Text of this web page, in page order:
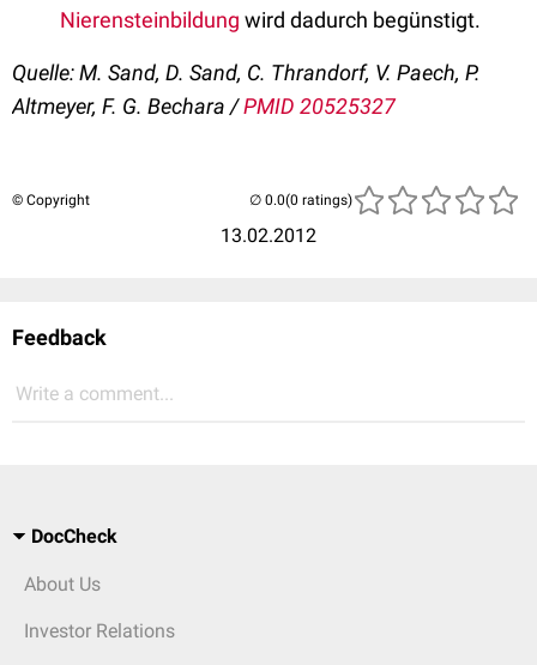
Nierensteinbildung wird dadurch begünstigt.
Quelle:M. Sand, D. Sand, C. Thrandorf, V. Paech, P.
Altmeyer, F. G. Bechara /PMID 20525327
© Copyright
13.02.2012
(0 ratings)
Feedback
Write a comment...
DocCheck
About Us
Investor Relations